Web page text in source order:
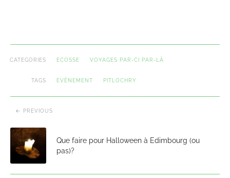
CATEGORIES ECOSSE VOYAGES PAR-CI PAR-LÀ
TAGS EVÈNEMENT PITLOCHRY
PREVIOUS
Que faire pour Halloween à Edimbourg (ou
pas)?